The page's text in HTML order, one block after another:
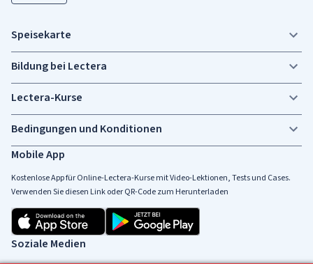
Mobile App
Kostenlose App für Online-Lectera-Kurse mit Video-Lektionen, Tests und Cases.
Verwenden Sie diesen Link oder QR-Code zum Herunterladen
Soziale Medien
Speisekarte
Bildung bei Lectera
Lectera-Kurse
Bedingungen und Konditionen